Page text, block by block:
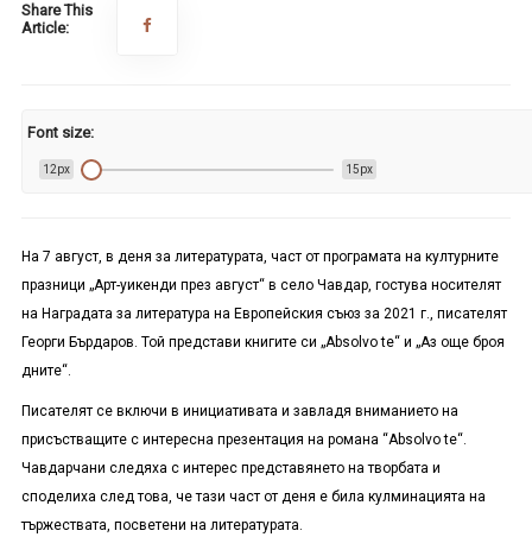
Share This
Article:
Font size:
12px 15px
На 7 август, в деня за литературата, част от програмата на културните
празници „Арт-уикенди през август“ в село Чавдар, гостува носителят
на Наградата за литература на Европейския съюз за 2021 г., писателят
Георги Бърдаров. Той представи книгите си „Absolvo te“ и „Аз още броя
дните“.
Писателят се включи в инициативата и завладя вниманието на
присъстващите с интересна презентация на романа “Absolvo te“.
Чавдарчани следяха с интерес представянето на творбата и
споделиха след това, че тази част от деня е била кулминацията на
тържествата, посветени на литературата.